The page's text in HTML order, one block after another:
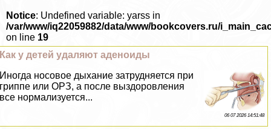
Notice: Undefined variable: yarss in
/var/www/iq22059882/data/www/bookcovers.ru/
on line 19
Как у детей удаляют аденоиды
Иногда носовое дыхание затрудняется при
гриппе или ОРЗ, а после выздоровления
все нормализуется...
06 07 2026 14:51:48